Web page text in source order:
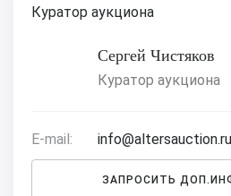
Куратор аукциона
Сергей Чистяков
Куратор аукциона
E-mail: info@altersauction.ru
ЗАПРОСИТЬ